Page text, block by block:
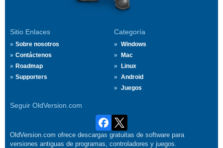
Sitio Enlaces
Sobre nosotros
Contáctenos
Roadmap
Supporters
Categoría
Windows
Mac
Linux
Android
Juegos
Seguir OldVersion.com
OldVersion.com ofrece descargas gratuitas de software para
versiones antiguas de programas, controladores y juegos.